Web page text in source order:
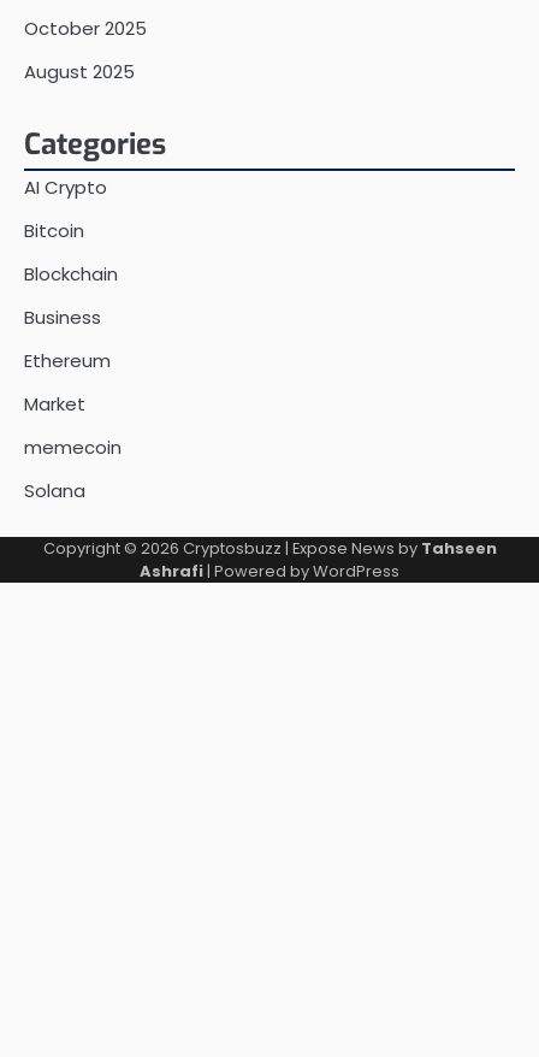
October 2025
August 2025
Categories
AI Crypto
Bitcoin
Blockchain
Business
Ethereum
Market
memecoin
Solana
Copyright © 2026 Cryptosbuzz | Expose News by Tahseen
Ashrafi| Powered byWordPress